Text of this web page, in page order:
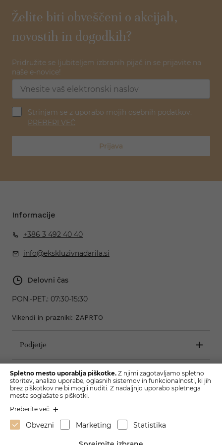
Želite biti obveščeni o akcijah,
novostih in dogodkih?
Pridružite se ljubiteljem izbranih pijač in se prijavite na
naše e-novice!
Strinjam se z uporabo mojih osebnih podatkov.
PREBERI VEČ
Prijava
Informacije
+386 3 492 40 40
info@ekskluzivnadarila.si
Delovni čas
PON.-PET.: 07:30-15:30
Vikendi in prazniki: ZAPRTO
Podjetje
Pogoji poslovanja
Spletno mesto uporablja piškotke. Z njimi zagotavljamo spletno
storitev, analizo uporabe, oglasnih sistemov in funkcionalnosti, ki jih
brez piškotkov ne bi mogli nuditi. Z nadaljnjo uporabo spletnega
mesta soglašate s piškotki.
Preberite več
Obvezni Marketing Statistika